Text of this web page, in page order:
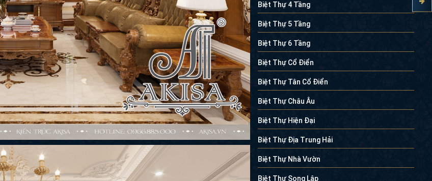
Biệt Thự 4 Tầng
Biệt Thự 5 Tầng
Biệt Thự 6 Tầng
Biệt Thự Cổ Điển
Biệt Thự Tân Cổ Điển
Biệt Thự Châu Âu
Biệt Thự Hiện Đại
Biệt Thự Địa Trung Hải
Biệt Thự Nhà Vườn
Biệt Thự Song Lập